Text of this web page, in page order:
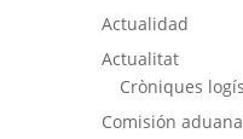
Actualidad
Actualitat
Cròniques
Comisión